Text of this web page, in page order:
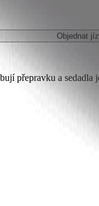
Objednat
přepravku a sedadla